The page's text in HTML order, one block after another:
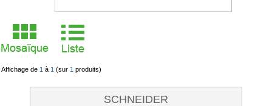
Affichage de 1 à 1 (sur 1 produits)
SCHNEIDER